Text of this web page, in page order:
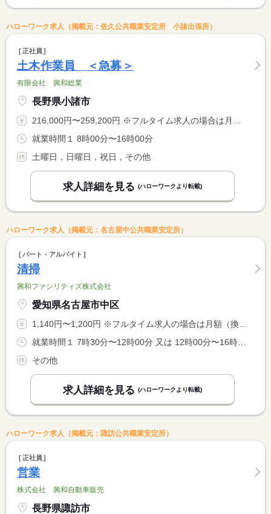
ハローワーク求人（掲載元：佐久公共職業安定所 小諸出張所）
正社員
土木作業員 ＜急募＞
有限会社 興和総業
長野県小諸市
216,000円〜259,200円 ※フルタイム求人の場合は月額（換算額）、パート求人の場合は時間額を表示しています。
就業時間１ 8時00分〜16時00分
土曜日，日曜日，祝日，その他
求人詳細を見る (ハローワークより転載)
ハローワーク求人（掲載元：名古屋中公共職業安定所）
パート・アルバイト
清掃
興和ファシリティズ株式会社
愛知県名古屋市中区
1,140円〜1,200円 ※フルタイム求人の場合は月額（換算額）、パート求人の場合は時間額を表示しています。
その他
求人詳細を見る (ハローワークより転載)
ハローワーク求人（掲載元：諏訪公共職業安定所）
正社員
営業
株式会社 興和自動車販売
長野県諏訪市